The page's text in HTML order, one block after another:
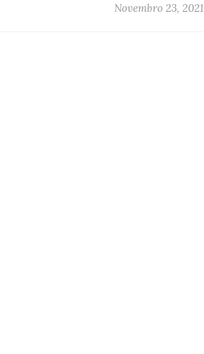
Novembro 23, 2021